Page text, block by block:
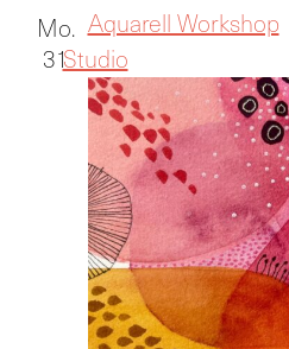
Mo.
31
Aquarell Workshop
Studio